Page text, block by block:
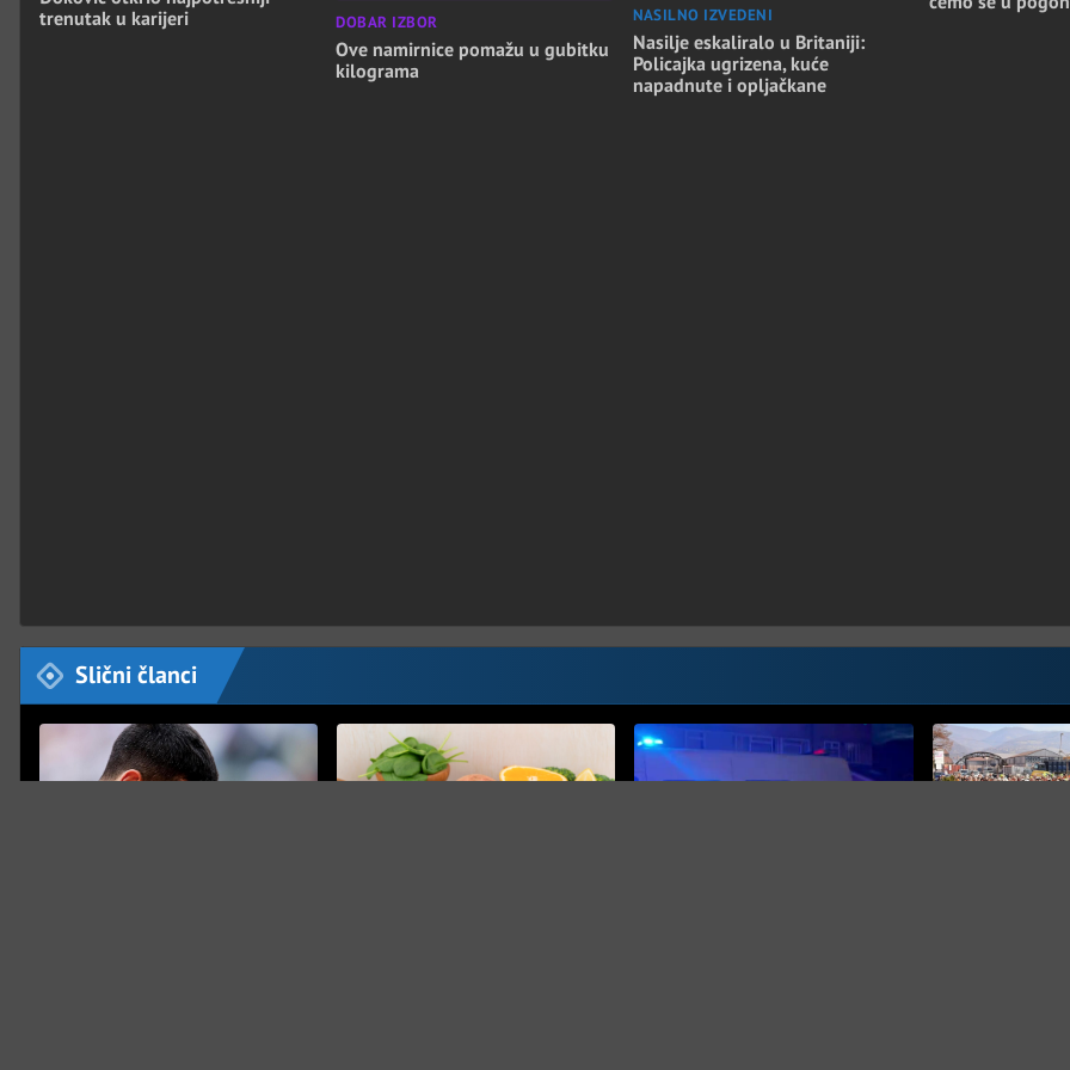
trenutak u karijeri
DOBAR IZBOR
Ove namirnice pomažu u gubitku
kilograma
NASILNO IZVEDENI
Nasilje eskaliralo u Britaniji:
Policajka ugrizena, kuće
napadnute i opljačkane
Slični članci